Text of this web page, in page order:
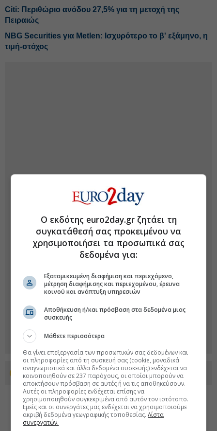
Citi: Περιθώριο ανόδου 27,5% για τη μετοχή της
Πειραιώς
NBG Securities για Metlen: Ισχυρότερο το β' εξάμηνο, η
τιμή-στόχος
Προσθέστε το euro2day.gr στο Discover
Ο εκδότης euro2day.gr ζητάει τη
συγκατάθεσή σας προκειμένου να
χρησιμοποιήσει τα προσωπικά σας
δεδομένα για:
Εξατομικευμένη διαφήμιση και περιεχόμενο,
μέτρηση διαφήμισης και περιεχομένου, έρευνα
κοινού και ανάπτυξη υπηρεσιών
Αποθήκευση ή/και πρόσβαση στα δεδομένα μιας
συσκευής
Μάθετε περισσότερα
Θα γίνει επεξεργασία των προσωπικών σας δεδομένων και
οι πληροφορίες από τη συσκευή σας (cookie, μοναδικά
αναγνωριστικά και άλλα δεδομένα συσκευής) ενδέχεται να
κοινοποιηθούν σε 237 παρόχους, οι οποίοι μπορούν να
αποκτήσουν πρόσβαση σε αυτές ή να τις αποθηκεύσουν.
Αυτές οι πληροφορίες ενδέχεται επίσης να
χρησιμοποιηθούν συγκεκριμένα από αυτόν τον ιστότοπο.
Εμείς και οι συνεργάτες μας ενδέχεται να χρησιμοποιούμε
ακριβή δεδομένα γεωγραφικής τοποθεσίας.Λίστα
συνεργατών.